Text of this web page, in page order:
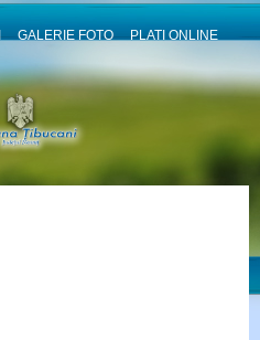
GALERIE FOTO
PLATI ONLINE